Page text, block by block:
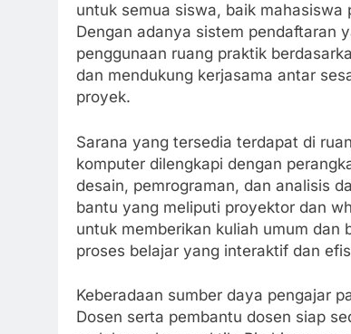
untuk semua siswa, baik
Dengan adanya sistem pendaftaran
penggunaan ruang praktik
dan mendukung kerjasama antar
proyek.
Sarana yang tersedia terdapat di
komputer dilengkapi dengan
desain, pemrograman, dan analisis
bantu yang meliputi proyektor dan
untuk memberikan kuliah umum dan
proses belajar yang interaktif dan
Keberadaan sumber daya pengajar
Dosen serta pembantu dosen siap